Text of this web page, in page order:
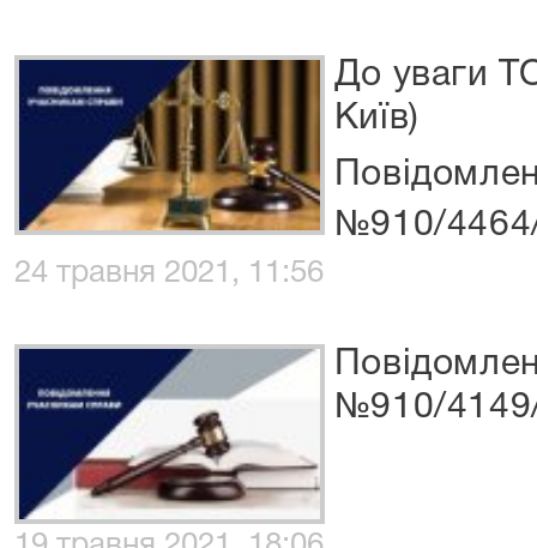
До уваги
Київ)
№910/
24 травня 2021, 11:56
№910/